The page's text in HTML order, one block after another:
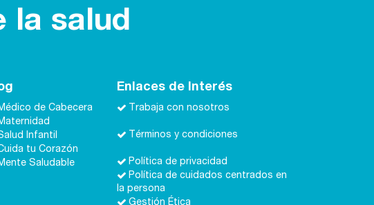
la salud
de Cabecera
Infantil
tu Corazón
Saludable
Enlaces de Interés
Trabaja con nosotros
Términos y condiciones
Política de privacidad
Política de cuidados centrados en
la persona
Gestión Ética